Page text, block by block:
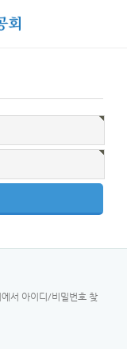
서 아이디/비밀번호 찾